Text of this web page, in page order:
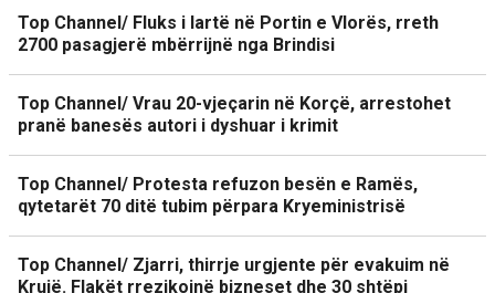
Top Channel/ Fluks i lartë në Portin e Vlorës, rreth
2700 pasagjerë mbërrijnë nga Brindisi
Top Channel/ Vrau 20-vjeçarin në Korçë, arrestohet
pranë banesës autori i dyshuar i krimit
Top Channel/ Protesta refuzon besën e Ramës,
qytetarët 70 ditë tubim përpara Kryeministrisë
Top Channel/ Zjarri, thirrje urgjente për evakuim në
Krujë. Flakët rrezikojnë bizneset dhe 30 shtëpi